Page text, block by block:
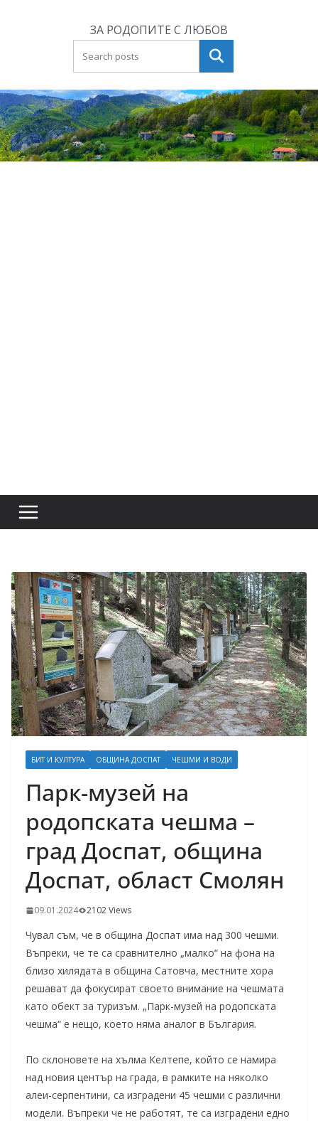
ЗА РОДОПИТЕ С ЛЮБОВ
Търсене
БИТ И КУЛТУРА ОБЩИНА ДОСПАТ ЧЕШМИ И ВОДИ
Парк-музей на
родопската чешма –
град Доспат, община
Доспат, област Смолян
09.01.2024 2102 Views
Чувал съм, че в община Доспат има над 300 чешми.
Въпреки, че те са сравнително „малко“ на фона на
близо хилядата в община Сатовча, местните хора
решават да фокусират своето внимание на чешмата
като обект за туризъм. „Парк-музей на родопската
чешма“ е нещо, което няма аналог в България.
По склоновете на хълма Келтепе, който се намира
над новия център на града, в рамките на няколко
алеи-серпентини, са изградени 45 чешми с различни
модели. Въпреки че не работят, те са изградени едно